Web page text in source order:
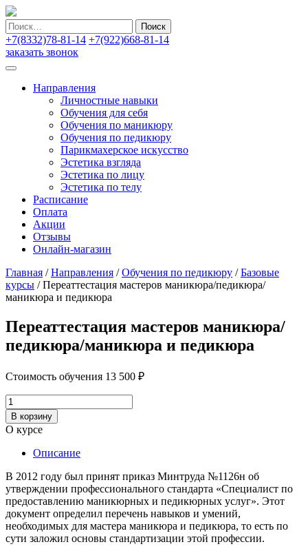
Найти:
+7(8332)78-81-14 +7(922)668-81-14
заказать звонок
Направления
Личностные навыки
Обучения для себя
Обучения по маникюру
Обучения по педикюру
Парикмахерское искусство
Эстетика взгляда
Эстетика по лицу
Эстетика по телу
Расписание
Оплата
Акции
Отзывы
Онлайн-магазин
Главная /Направления /Обучения по педикюру /Базовые
курсы /Переаттестация мастеров маникюра/педикюра/
маникюра и педикюра
Переаттестация мастеров маникюра/
педикюра/маникюра и педикюра
Стоимость обучения 13 500 ₽
Количество
товара
Переаттестация
мастеров
маникюра/
педикюра/
маникюра
и
педикюра
В корзину
О курсе
Описание
В 2012 году был принят приказ Минтруда №1126н об
утверждении профессионального стандарта «Специалист по
предоставлению маникюрных и педикюрных услуг». Этот
документ определил перечень навыков и умений,
необходимых для мастера маникюра и педикюра, то есть по
сути заложил основы стандартизации этой профессии.